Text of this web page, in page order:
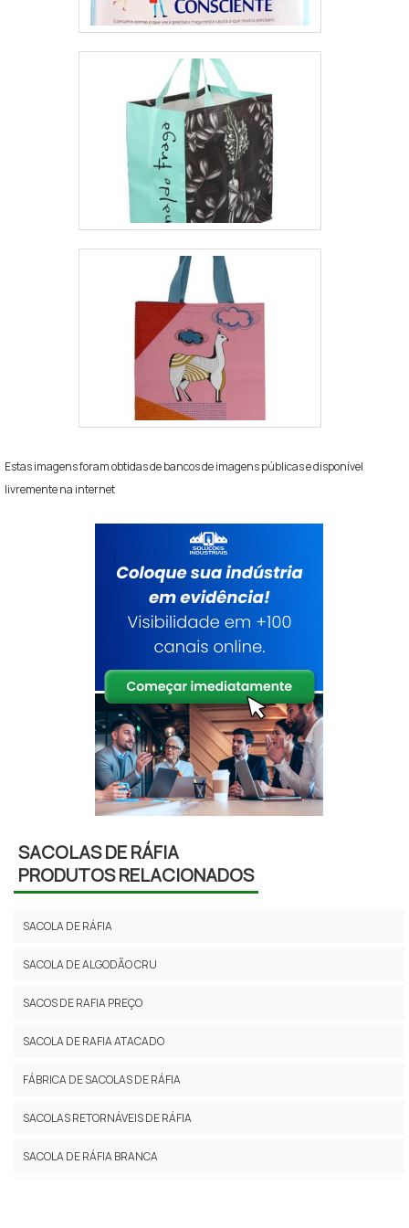
Estas imagens foram obtidas de bancos de imagens públicas e disponível
livremente na internet
SACOLAS DE RÁFIA
PRODUTOS RELACIONADOS
SACOLA DE RÁFIA
SACOLA DE ALGODÃO CRU
SACOS DE RAFIA PREÇO
SACOLA DE RAFIA ATACADO
FÁBRICA DE SACOLAS DE RÁFIA
SACOLAS RETORNÁVEIS DE RÁFIA
SACOLA DE RÁFIA BRANCA